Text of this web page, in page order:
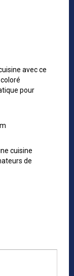
avec ce
pour
cuisine
de